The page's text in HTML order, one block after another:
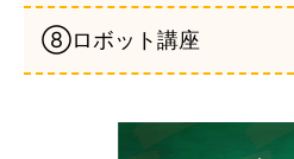
⑧ロボット講座